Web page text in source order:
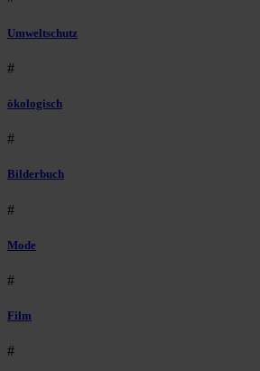
Umweltschutz
#
ökologisch
#
Bilderbuch
#
Mode
#
Film
#